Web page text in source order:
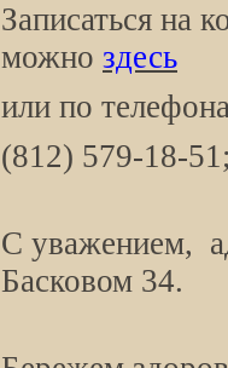
Записаться на
можно здесь
или по
(812) 579-18-
С уважением,
Басковом 34.